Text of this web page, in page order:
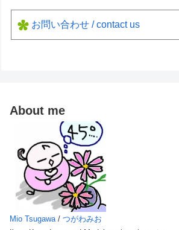
お問い合わせ / contact us
About me
Mio Tsugawa/ つがわみお